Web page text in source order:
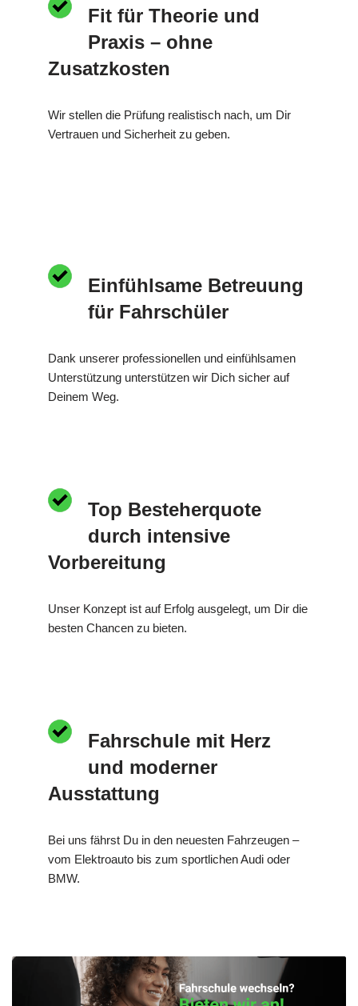
Fit für Theorie und
Praxis – ohne
Zusatzkosten
Wir stellen die Prüfung realistisch nach, um Dir
Vertrauen und Sicherheit zu geben.
Einfühlsame Betreuung
für Fahrschüler
Dank unserer professionellen und einfühlsamen
Unterstützung unterstützen wir Dich sicher auf
Deinem Weg.
Top Besteherquote
durch intensive
Vorbereitung
Unser Konzept ist auf Erfolg ausgelegt, um Dir die
besten Chancen zu bieten.
Fahrschule mit Herz
und moderner
Ausstattung
Bei uns fährst Du in den neuesten Fahrzeugen –
vom Elektroauto bis zum sportlichen Audi oder
BMW.